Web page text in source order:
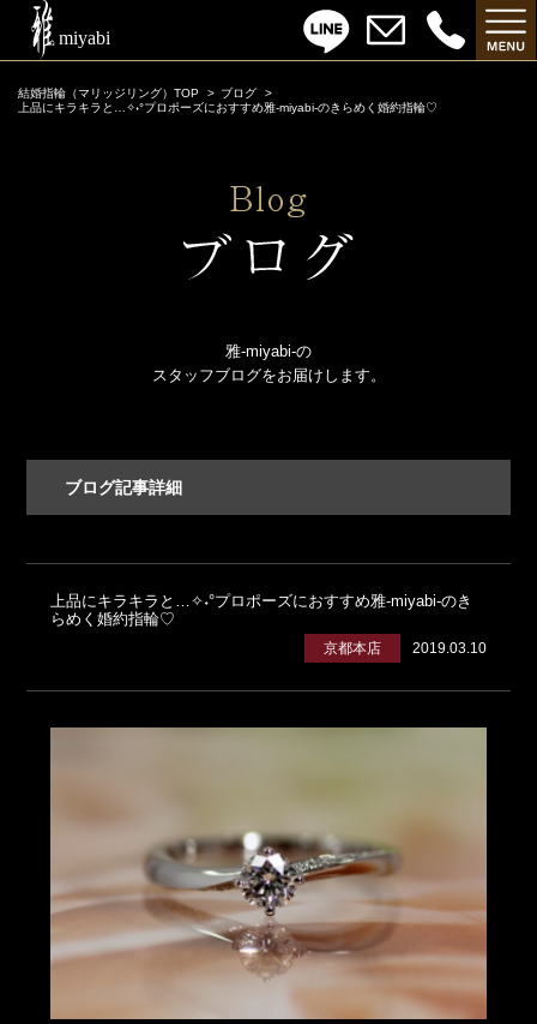
結婚指輪（マリッジリング）TOP
ブログ
上品にキラキラと…✧˖°プロポーズにおすすめ雅-miyabi-のきらめく婚約指輪♡
雅-miyabi-の
スタッフブログをお届けします。
ブログ記事詳細
上品にキラキラと…✧˖°プロポーズにおすすめ雅-miyabi-のき
らめく婚約指輪♡
2019.03.10
京都本店